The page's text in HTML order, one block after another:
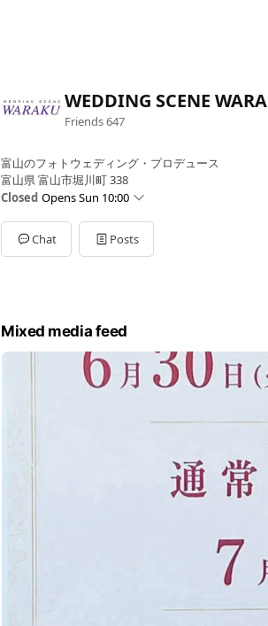
WEDDING SCENE
Friends647
富山のフォトウェディング・プロデュース
富山県 富山市堀川町 338
Closed Opens Sun 10:00
Tue10:00 - 18:30
Wed10:00 - 18:30
Thu
10:00 - 18:30
月曜定休（祝日の場合は営業）
Chat Posts
Mixed media feed